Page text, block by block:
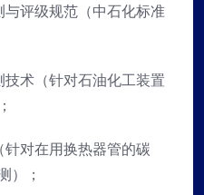
评级规范（中石化标准
术（针对石油化工装置
对在用换热器管的碳
）；